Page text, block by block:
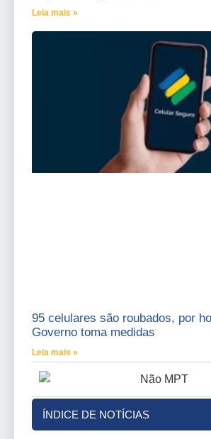
Leia mais »
95 celulares são roubados, por
Governo toma medidas
Leia mais »
ÍNDICE DE NOTÍCIAS